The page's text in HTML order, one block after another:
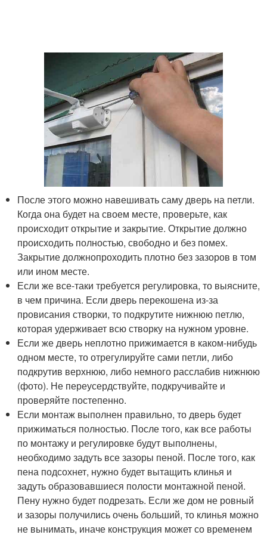
После этого можно навешивать саму дверь на петли.
Когда она будет на своем месте, проверьте, как
происходит открытие и закрытие. Открытие должно
происходить полностью, свободно и без помех.
Закрытие должнопроходить плотно без зазоров в том
или ином месте.
Если же все-таки требуется регулировка, то выясните,
в чем причина. Если дверь перекошена из-за
провисания створки, то подкрутите нижнюю петлю,
которая удерживает всю створку на нужном уровне.
Если же дверь неплотно прижимается в каком-нибудь
одном месте, то отрегулируйте сами петли, либо
подкрутив верхнюю, либо немного расслабив нижнюю
(фото). Не переусердствуйте, подкручивайте и
проверяйте постепенно.
Если монтаж выполнен правильно, то дверь будет
прижиматься полностью. После того, как все работы
по монтажу и регулировке будут выполнены,
необходимо задуть все зазоры пеной. После того, как
пена подсохнет, нужно будет вытащить клинья и
задуть образовавшиеся полости монтажной пеной.
Пену нужно будет подрезать. Если же дом не ровный
и зазоры получились очень больший, то клинья можно
не вынимать, иначе конструкция может со временем